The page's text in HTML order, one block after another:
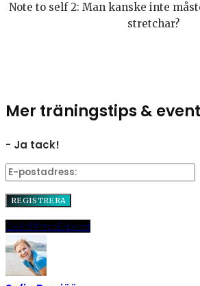
Note to self 2: Man kanske inte
stretchar?
Mer träningstips &
- Ja tack!
DelaPinnaE-post